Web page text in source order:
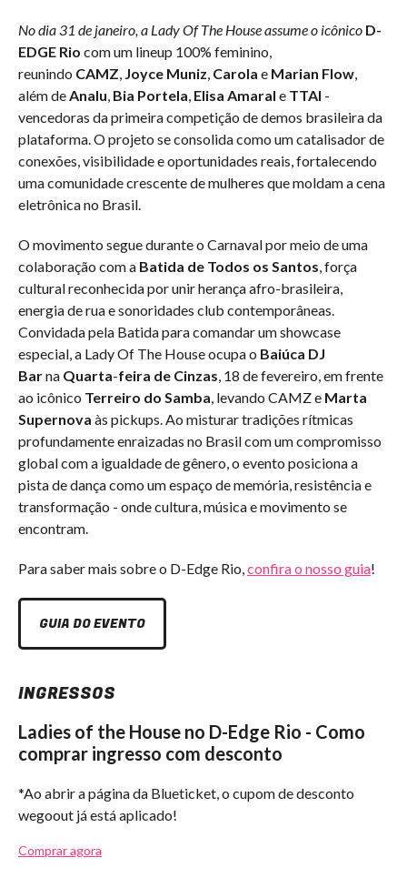
No dia 31 de janeiro, a Lady Of The House assume o icônico D-
EDGE Rio com um lineup 100% feminino,
reunindo CAMZ, Joyce Muniz, Carola e Marian Flow,
além deAnalu, Bia Portela, Elisa Amaral e TTAI -
vencedoras da primeira competição de demos brasileira da
plataforma. O projeto se consolida como um catalisador de
conexões, visibilidade e oportunidades reais, fortalecendo
uma comunidade crescente de mulheres que moldam a cena
eletrônica no Brasil.
O movimento segue durante o Carnaval por meio de uma
colaboração com a Batida de Todos os Santos, força
cultural reconhecida por unir herança afro-brasileira,
energia de rua e sonoridades club contemporâneas.
Convidada pela Batida para comandar um showcase
especial, a Lady Of The House ocupa o Baiúca DJ
Barna Quarta-feira de Cinzas, 18 de fevereiro, em frente
ao icônico Terreiro do Samba, levando CAMZ e Marta
Supernova às pickups. Ao misturar tradições rítmicas
profundamente enraizadas no Brasil com um compromisso
global com a igualdade de gênero, o evento posiciona a
pista de dança como um espaço de memória, resistência e
transformação - onde cultura, música e movimento se
encontram.
Para saber mais sobre o D-Edge Rio,confira o nosso guia!
GUIA DO EVENTO
INGRESSOS
Ladies of the House no D-Edge Rio - Como
comprar ingresso com desconto
*Ao abrir a página da Blueticket, o cupom de desconto
wegoout já está aplicado!
Comprar agora